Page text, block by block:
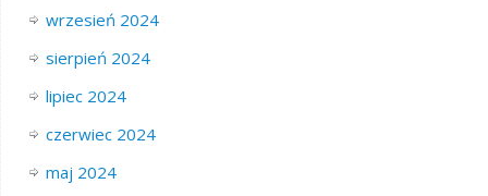
wrzesień 2024
sierpień 2024
lipiec 2024
czerwiec 2024
maj 2024